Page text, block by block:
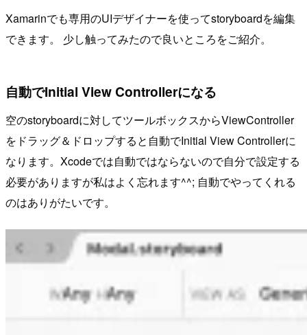
Xamarinでも専用のUIデザイナーを使ってstoryboardを編集
できます。 少し触ってみたので良いところをご紹介。
自動でInitial View Controllerになる
空のstoryboardに対してツールボックスからViewController
をドラッグ＆ドロップすると自動でInitial View Controllerに
なります。Xcodeでは自動ではならないので自分で設定する
必要がありますが私はよく忘れます^^; 自動でやってくれる
のはありがたいです。